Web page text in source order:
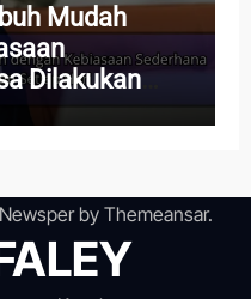
Mudah
Dilakukan
Newsperby Themeansar.